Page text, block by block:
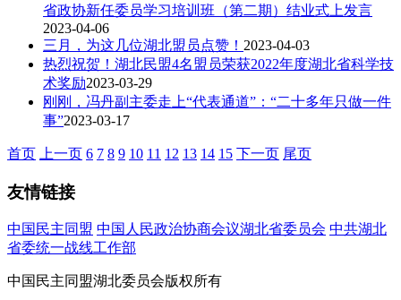
省政协新任委员学习培训班（第二期）结业式上发言
2023-04-06
三月，为这几位湖北盟员点赞！ 2023-04-03
热烈祝贺！湖北民盟4名盟员荣获2022年度湖北省科学技
术奖励2023-03-29
刚刚，冯丹副主委走上“代表通道”：“二十多年只做一件
事”2023-03-17
首页 上一页 6 7 8 9 10 11 12 13 14 15 下一页 尾页
友情链接
中国民主同盟 中国人民政治协商会议湖北省委员会 中共湖北
省委统一战线工作部
中国民主同盟湖北委员会版权所有